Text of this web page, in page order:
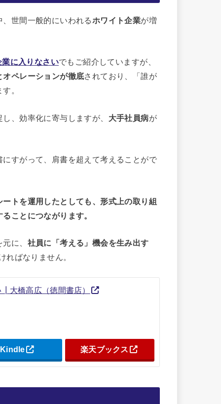
世間一般的にいわれるホワイト企業が増
に入りなさいでもご紹介していますが、
オペレーションが徹底されており、「誰が
。
、効率化に寄与しますが、 大手社員病が
すがって、肩書を超えて考えることがで
トを運用したとしても、形式上の取り組
ことにつながります。
に、 社員に「考える」機会を生み出す
ればなりません。
大橋高広（徳間書店）
Kindle 楽天ブックス